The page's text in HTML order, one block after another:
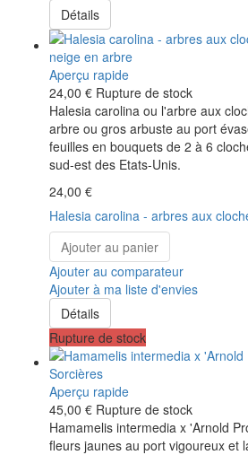
Détails
Aperçu rapide
24,00 € Rupture de stock
Halesia carolina ou l'arbre aux
arbre ou gros arbuste au port
feuilles en bouquets de 2 à 6
sud-est des Etats-Unis.
24,00 €
Halesia carolina - arbres aux
Ajouter au panier
Ajouter au comparateur
Ajouter à ma liste d'envies
Détails
Rupture de stock
Aperçu rapide
45,00 € Rupture de stock
Hamamelis intermedia x 'Arnold
fleurs jaunes au port vigoureux et